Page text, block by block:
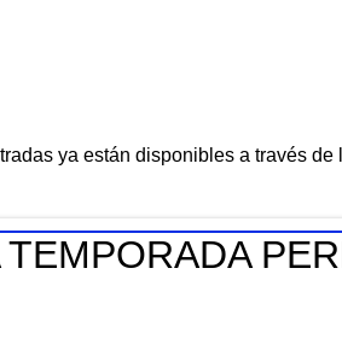
ya están disponibles a través de